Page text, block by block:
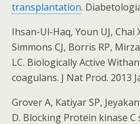
transplantation.
Ihsan-Ul-Haq, Youn UJ, Chai
Simmons CJ, Borris RP,
LC. Biologically Active
coagulans. J Nat Prod. 2013
Grover A, Katiyar SP,
D. Blocking Protein kinase